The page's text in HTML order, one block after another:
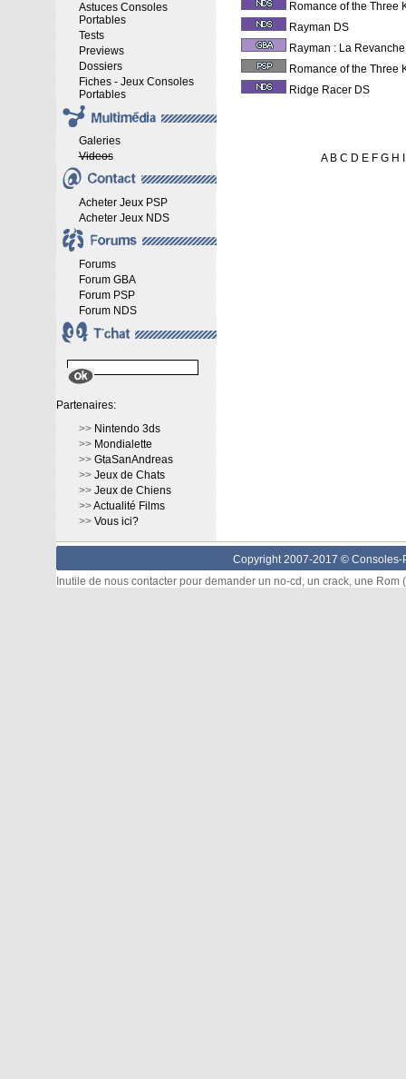
Astuces Consoles
Portables
Tests
Previews
Dossiers
Fiches - Jeux Consoles
Portables
Galeries
Videos
Acheter Jeux PSP
Acheter Jeux NDS
Forums
Forum GBA
Forum PSP
Forum NDS
Partenaires:
>> Nintendo 3ds
>> Mondialette
>> GtaSanAndreas
>> Jeux de Chats
>> Jeux de Chiens
>>Actualité Films
>> Vous ici?
Romance of the Three
Rayman DS
Rayman : La
Romance of the Three
Ridge Racer DS
A B C D E F G H
Copyright 2007-2017 © Consoles-
Inutile de nous contacter pour demander un no-cd, un crack, une